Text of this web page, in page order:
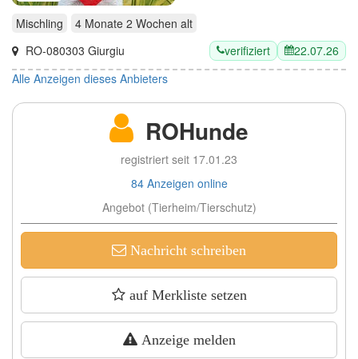
Mischling 4 Monate 2 Wochen alt
RO-080303 Giurgiu
verifiziert
22.07.26
Alle Anzeigen dieses Anbieters
ROHunde
registriert seit 17.01.23
84 Anzeigen online
Angebot (Tierheim/Tierschutz)
Nachricht schreiben
auf Merkliste setzen
Anzeige melden